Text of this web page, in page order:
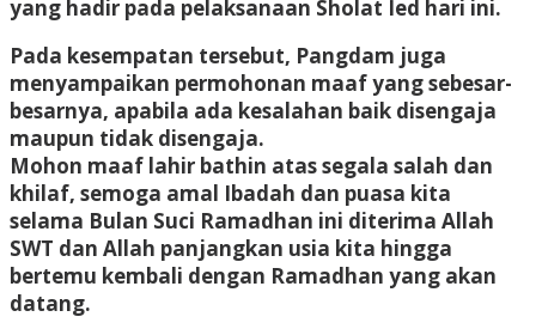
yang hadir pada pelaksanaan Sholat Ied hari ini.
Pada kesempatan tersebut, Pangdam juga
menyampaikan permohonan maaf yang sebesar-
besarnya, apabila ada kesalahan baik disengaja
maupun tidak disengaja.
Mohon maaf lahir bathin atas segala salah dan
khilaf, semoga amal Ibadah dan puasa kita
selama Bulan Suci Ramadhan ini diterima Allah
SWT dan Allah panjangkan usia kita hingga
bertemu kembali dengan Ramadhan yang akan
datang.